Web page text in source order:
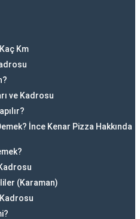
Km
ve Kadrosu
İnce Kenar Pizza Hakkında
(Karaman)